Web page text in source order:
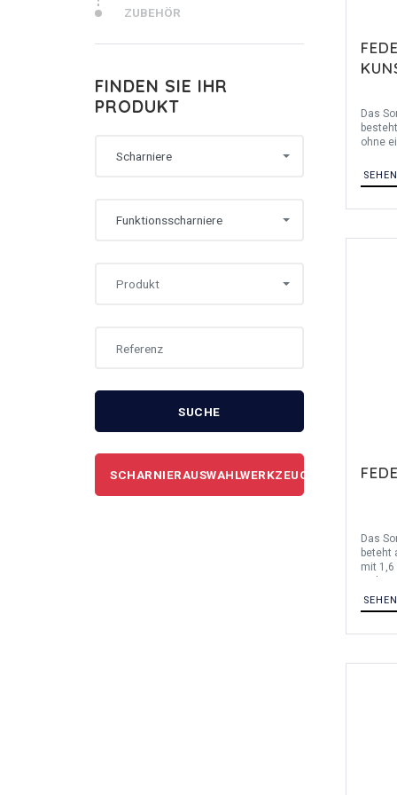
ZUBEHÖR
FINDEN SIE IHR
PRODUKT
Scharniere
Funktionsscharniere
Produkt
SUCHE
SCHARNIERAUSWAHLWERKZEUG
Das
ohne
mm.
SEHEN
Das
beteht
mit 1,6
1.4301
aus
SEHEN